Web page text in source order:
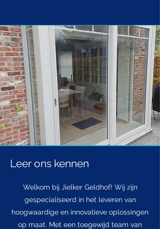
Leer ons kennen
Welkom bij Jielker Geldhof! Wij zijn
gespecialiseerd in het leveren van
hoogwaardige en innovatieve oplossingen
op maat. Met een toegewijd team van